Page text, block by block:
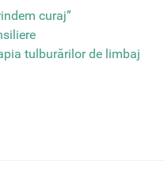
curaj”
tulburărilor de limbaj